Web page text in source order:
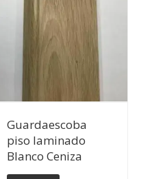
Ver Detalles
Guardaescoba
piso laminado
Blanco Ceniza